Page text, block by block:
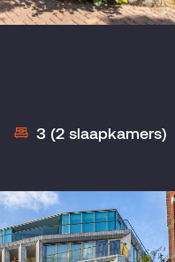
3 (2 slaapkamers)